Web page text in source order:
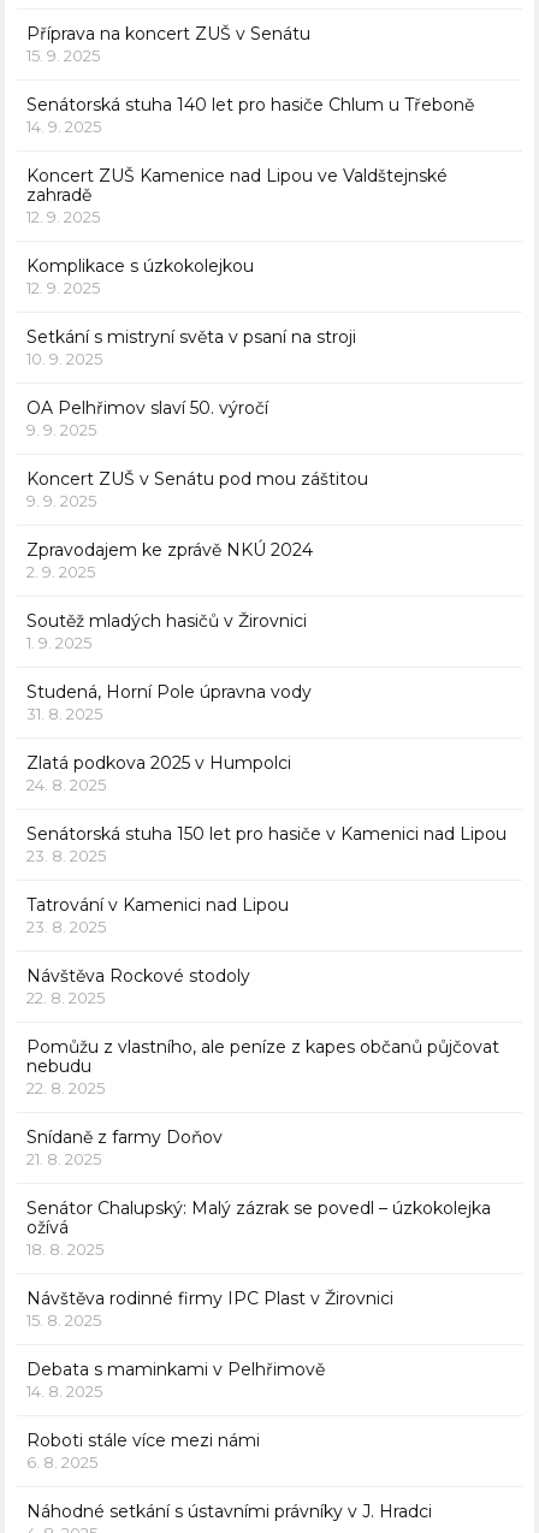
Příprava na koncert ZUŠ v Senátu
15. 9. 2025
Senátorská stuha 140 let pro hasiče Chlum u Třeboně
14. 9. 2025
Koncert ZUŠ Kamenice nad Lipou ve Valdštejnské
zahradě
12. 9. 2025
Komplikace s úzkokolejkou
12. 9. 2025
Setkání s mistryní světa v psaní na stroji
10. 9. 2025
OA Pelhřimov slaví 50. výročí
9. 9. 2025
Koncert ZUŠ v Senátu pod mou záštitou
9. 9. 2025
Zpravodajem ke zprávě NKÚ 2024
2. 9. 2025
Soutěž mladých hasičů v Žirovnici
1. 9. 2025
Studená, Horní Pole úpravna vody
31. 8. 2025
Zlatá podkova 2025 v Humpolci
24. 8. 2025
Senátorská stuha 150 let pro hasiče v Kamenici nad Lipou
23. 8. 2025
Tatrování v Kamenici nad Lipou
23. 8. 2025
Návštěva Rockové stodoly
22. 8. 2025
Pomůžu z vlastního, ale peníze z kapes občanů půjčovat
nebudu
22. 8. 2025
Snídaně z farmy Doňov
21. 8. 2025
Senátor Chalupský: Malý zázrak se povedl – úzkokolejka
ožívá
18. 8. 2025
Návštěva rodinné firmy IPC Plast v Žirovnici
15. 8. 2025
Debata s maminkami v Pelhřimově
14. 8. 2025
Roboti stále více mezi námi
6. 8. 2025
Náhodné setkání s ústavními právníky v J. Hradci